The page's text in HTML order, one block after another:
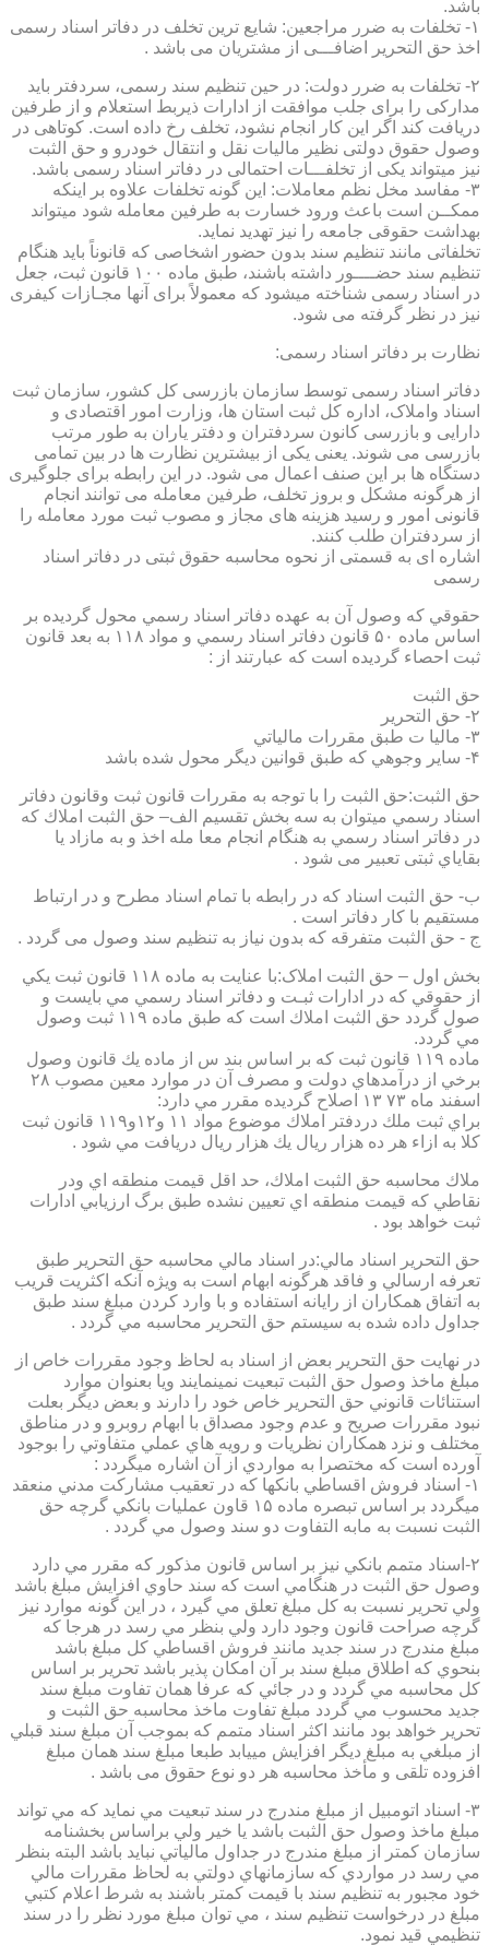
باشد.
۱- تخلفات به ضرر مراجعین: شایع ترین تخلف در دفاتر اسناد رسمی
اخذ حق التحریر اضافـــی از مشتریان می باشد .
۲- تخلفات به ضرر دولت: در حین تنظیم سند رسمی، سردفتر باید
مدارکی را برای جلب موافقت از ادارات ذیربط استعلام و از طرفین
دریافت کند اگر این کار انجام نشود، تخلف رخ داده است. کوتاهی در
وصول حقوق دولتی نظیر مالیات نقل و انتقال خودرو و حق الثبت
نیز میتواند یکی از تخلفـــات احتمالی در دفاتر اسناد رسمی باشد.
۳- مفاسد مخل نظم معاملات: این گونه تخلفات علاوه بر اینکه
ممکــن است باعث ورود خسارت به طرفین معامله شود میتواند
بهداشت حقوقی جامعه را نیز تهدید نماید.
تخلفاتی مانند تنظیم سند بدون حضور اشخاصی که قانوناً باید هنگام
تنظیم سند حضــــور داشته باشند، طبق ماده ۱۰۰ قانون ثبت، جعل
در اسناد رسمی شناخته میشود که معمولاً برای آنها مجـازات کیفری
نیز در نظر گرفته می شود.
نظارت بر دفاتر اسناد رسمی:
دفاتر اسناد رسمی توسط سازمان بازرسی کل کشور، سازمان ثبت
اسناد واملاک، اداره کل ثبت استان ها، وزارت امور اقتصادی و
دارایی و بازرسی کانون سردفتران و دفتر یاران به طور مرتب
بازرسی می شوند. یعنی یکی از بیشترین نظارت ها در بین تمامی
دستگاه ها بر این صنف اعمال می شود. در این رابطه برای جلوگیری
از هرگونه مشکل و بروز تخلف، طرفین معامله می توانند انجام
قانونی امور و رسید هزینه های مجاز و مصوب ثبت مورد معامله را
از سردفتران طلب کنند.
اشاره ای به قسمتی از نحوه محاسبه حقوق ثبتی در دفاتر اسناد
رسمی
حقوقي كه وصول آن به عهده دفاتر اسناد رسمي محول گرديده بر
اساس ماده ۵۰ قانون دفاتر اسناد رسمي و مواد ۱۱۸ به بعد قانون
ثبت احصاء گرديده است كه عبارتند از :
حق الثبت
۲- حق التحرير
۳- ماليا ت طبق مقررات مالياتي
۴- ساير وجوهي كه طبق قوانين ديگر محول شده باشد
حق الثبت:حق الثبت را با توجه به مقررات قانون ثبت وقانون دفاتر
اسناد رسمي ميتوان به سه بخش تقسيم الف– حق الثبت املاك كه
در دفاتر اسناد رسمي به هنگام انجام معا مله اخذ و به مازاد يا
بقاياي ثبتی تعبیر می شود .
ب- حق الثبت اسناد كه در رابطه با تمام اسناد مطرح و در ارتباط
مستقيم با كار دفاتر است .
ج - حق الثبت متفرقه كه بدون نياز به تنظیم سند وصول می گردد .
بخش اول – حق الثبت املاک:با عنايت به ماده ۱۱۸ قانون ثبت يكي
از حقوقي كه در ادارات ثبـت و دفاتر اسناد رسمي مي بايست و
صول گردد حق الثبت املاك است كه طبق ماده ۱۱۹ ثبت وصول
مي گردد.
ماده ۱۱۹ قانون ثبت كه بر اساس بند س از ماده يك قانون وصول
برخي از درآمدهاي دولت و مصرف آن در موارد معين مصوب ۲۸
اسفند ماه ۷۳ ۱۳ اصلاح گرديده مقرر مي دارد:
براي ثبت ملك دردفتر املاك موضوع مواد ۱۱ و۱۲و۱۱۹ قانون ثبت
كلا به ازاء هر ده هزار ريال يك هزار ريال دريافت مي شود .
ملاك محاسبه حق الثبت املاك، حد اقل قيمت منطقه اي ودر
نقاطي كه قيمت منطقه اي تعيين نشده طبق برگ ارزيابي ادارات
ثبت خواهد بود .
حق التحرير اسناد مالي:در اسناد مالي محاسبه حق التحرير طبق
تعرفه ارسالي و فاقد هرگونه ابهام است به ويژه آنكه اكثريت قريب
به اتفاق همكاران از رايانه استفاده و با وارد كردن مبلغ سند طبق
جداول داده شده به سيستم حق التحرير محاسبه مي گردد .
در نهايت حق التحرير بعض از اسناد به لحاظ وجود مقررات خاص از
مبلغ ماخذ وصول حق الثبت تبعيت نمينمايند ويا بعنوان موارد
استنائات قانوني حق التحرير خاص خود را دارند و بعض ديگر بعلت
نبود مقررات صريح و عدم وجود مصداق با ابهام روبرو و در مناطق
مختلف و نزد همكاران نظريات و رويه هاي عملي متفاوتي را بوجود
آورده است كه مختصرا به مواردي از آن اشاره ميگردد :
۱- اسناد فروش اقساطي بانكها كه در تعقيب مشاركت مدني منعقد
ميگردد بر اساس تبصره ماده ۱۵ قاون عمليات بانكي گرچه حق
الثبت نسبت به مابه التفاوت دو سند وصول مي گردد .
۲-اسناد متمم بانكي نيز بر اساس قانون مذكور كه مقرر مي دارد
وصول حق الثبت در هنگامي است كه سند حاوي افزايش مبلغ باشد
ولي تحرير نسبت به كل مبلغ تعلق مي گيرد ، در اين گونه موارد نيز
گرچه صراحت قانون وجود دارد ولي بنظر مي رسد در هرجا كه
مبلغ مندرج در سند جديد مانند فروش اقساطي كل مبلغ باشد
بنحوي كه اطلاق مبلغ سند بر آن امكان پذير باشد تحرير بر اساس
كل محاسبه مي گردد و در جائي كه عرفا همان تفاوت مبلغ سند
جديد محسوب مي گردد مبلغ تفاوت ماخذ محاسبه حق الثبت و
تحرير خواهد بود مانند اكثر اسناد متمم كه بموجب آن مبلغ سند قبلي
از مبلغي به مبلغ ديگر افزايش مييابد طبعا مبلغ سند همان مبلغ
افزوده تلقی و مأخذ محاسبه هر دو نوع حقوق می باشد .
۳- اسناد اتومبيل از مبلغ مندرج در سند تبعيت مي نمايد كه مي تواند
مبلغ ماخذ وصول حق الثبت باشد يا خير ولي براساس بخشنامه
سازمان كمتر از مبلغ مندرج در جداول مالياتي نبايد باشد البته بنظر
مي رسد در مواردي كه سازمانهاي دولتي به لحاظ مقررات مالي
خود مجبور به تنظيم سند با قيمت كمتر باشند به شرط اعلام كتبي
مبلغ در درخواست تنظيم سند ، مي توان مبلغ مورد نظر را در سند
تنظيمي قيد نمود.